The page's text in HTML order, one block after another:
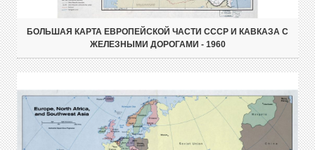
БОЛЬШАЯ КАРТА ЕВРОПЕЙСКОЙ ЧАСТИ СССР И КАВКАЗА С
ЖЕЛЕЗНЫМИ ДОРОГАМИ - 1960